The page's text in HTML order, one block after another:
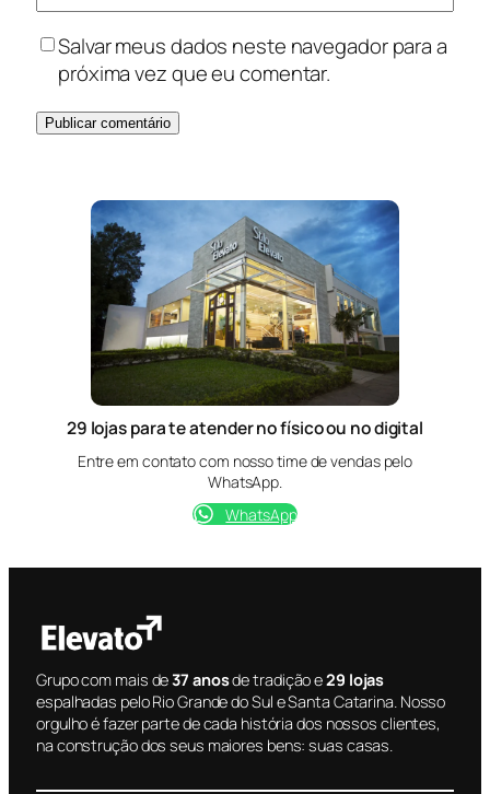
Salvar meus dados neste navegador para a
próxima vez que eu comentar.
29 lojas para te atender no físico ou no digital
Entre em contato com nosso time de vendas pelo
WhatsApp.
WhatsApp
Grupo com mais de37 anosde tradição e29 lojas
espalhadas pelo Rio Grande do Sul e Santa Catarina. Nosso
orgulho é fazer parte de cada história dos nossos clientes,
na construção dos seus maiores bens: suas casas.